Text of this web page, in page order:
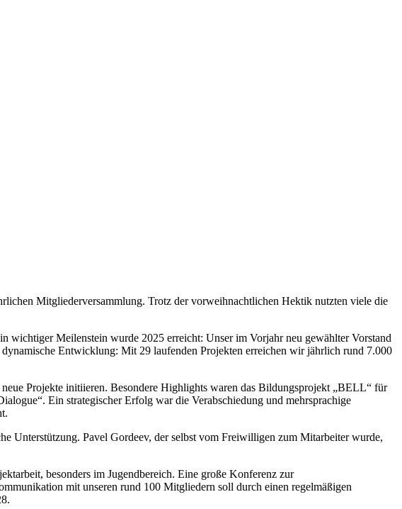
Mitgliederversammlung. Trotz der vorweihnachtlichen Hektik nutzten viele die
wichtiger Meilenstein wurde 2025 erreicht: Unser im Vorjahr neu gewählter Vorstand
Entwicklung: Mit 29 laufenden Projekten erreichen wir jährlich rund 7.000
Projekte initiieren. Besondere Highlights waren das Bildungsprojekt „BELL“ für
Ein strategischer Erfolg war die Verabschiedung und mehrsprachige
Unterstützung. Pavel Gordeev, der selbst vom Freiwilligen zum Mitarbeiter wurde,
besonders im Jugendbereich. Eine große Konferenz zur
mit unseren rund 100 Mitgliedern soll durch einen regelmäßigen